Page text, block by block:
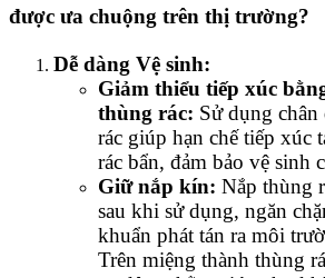
được ưa chuộng trên thị trường?
Dễ dàng Vệ sinh:
Giảm thiểu tiếp xúc
thùng rác: Sử dụng
rác giúp hạn chế tiếp xúc
rác bẩn, đảm bảo vệ sinh
Giữ nắp kín: Nắp thùng
sau khi sử dụng, ngăn
khuẩn phát tán ra môi
Trên miệng thành thùng